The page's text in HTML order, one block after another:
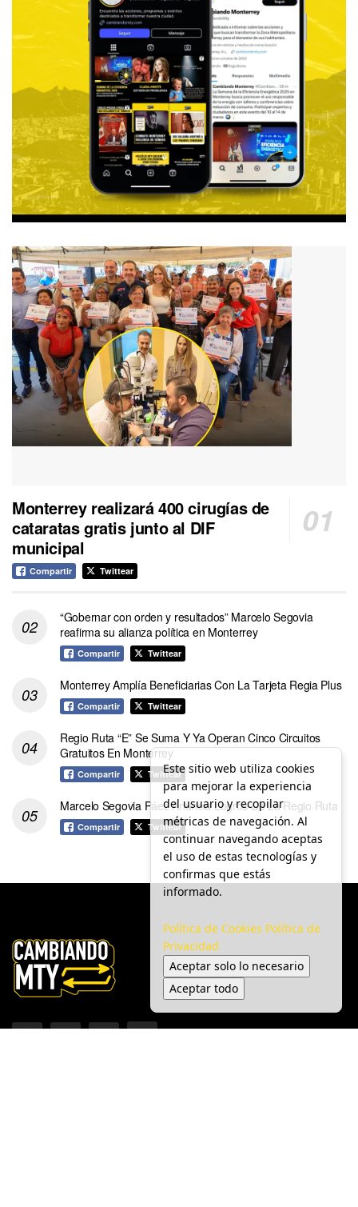
Monterrey realizará 400 cirugías de
cataratas gratis junto al DIF
municipal
Compartir Twittear
“Gobernar con orden y resultados” Marcelo Segovia
reafirma su alianza política en Monterrey
Compartir Twittear
Monterrey Amplía Beneficiarias Con La Tarjeta Regia Plus
Compartir Twittear
Regio Ruta “E” Se Suma Y Ya Operan Cinco Circuitos
Gratuitos En Monterrey
Compartir Twittear
Marcelo Segovia Páez Anuncia Logros De La Regio Ruta
Compartir Twittear
Este sitio web utiliza cookies
para mejorar la experiencia
del usuario y recopilar
métricas de navegación. Al
continuar navegando aceptas
el uso de estas tecnologías y
confirmas que estás
informado.
Política de Cookies Política de
Privacidad
Aceptar solo lo necesario
Aceptar todo